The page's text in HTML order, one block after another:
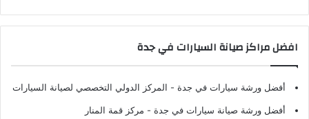
افضل مراكز صيانة السيارات في جدة
أفضل ورشة سيارات في جدة - المركز الدولي التخصصي لصيانة السيارات
أفضل ورشة صيانة سيارات في جدة - مركز قمة المنار